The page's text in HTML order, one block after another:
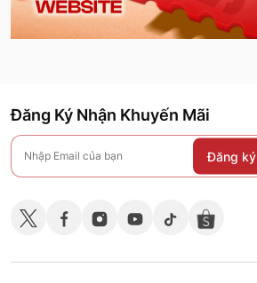
Đăng Ký Nhận Khuyến Mãi
Đăng ký